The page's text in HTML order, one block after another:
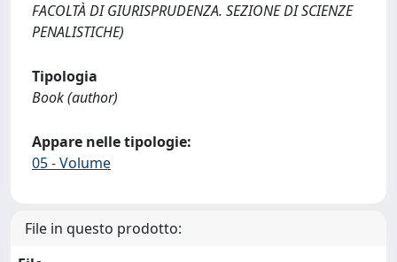
FACOLTÀ DI GIURISPRUDENZA. SEZIONE DI SCIENZE
PENALISTICHE)
Tipologia
Book (author)
Appare nelle tipologie:
05 - Volume
File in questo prodotto: